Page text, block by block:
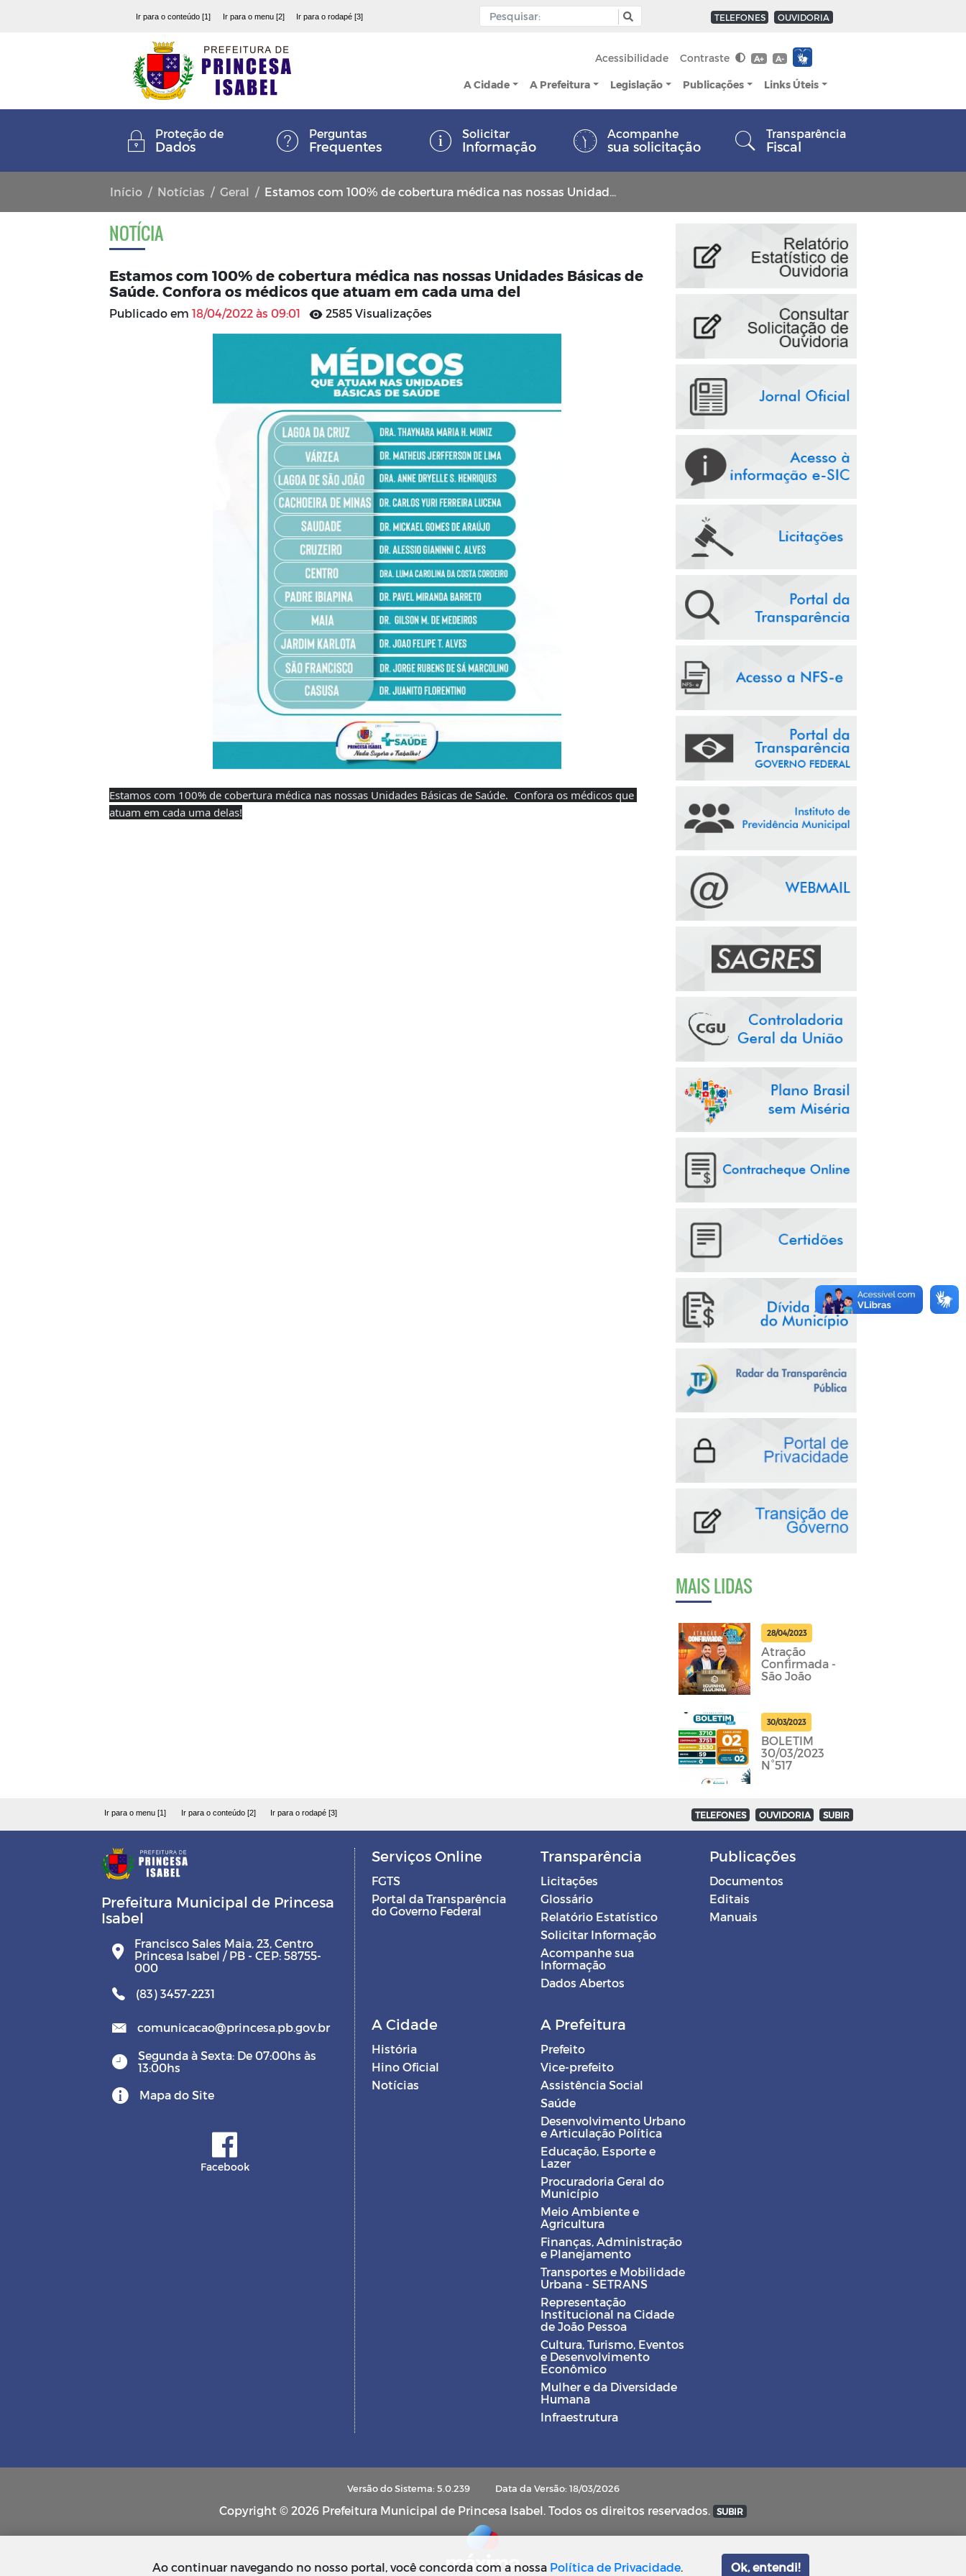
Ir para o conteúdo [1] Ir para o menu [2] Ir para o rodapé [3] TELEFONES OUVIDORIA
Acessibilidade Contraste A+ A-
A Cidade A Prefeitura Legislação Publicações Links Úteis
Proteção de
Dados
Perguntas
Frequentes
Solicitar
Informação
Acompanhe
sua solicitação
Transparência
Fiscal
Início Notícias Geral Estamos com 100% de cobertura médica nas nossas Unidades Básicas de Saúde. Confora os médicos que atuam em cada uma del
NOTÍCIA
Estamos com 100% de cobertura médica nas nossas Unidades Básicas de
Saúde. Confora os médicos que atuam em cada uma del
Publicado em 18/04/2022 às 09:01 2585 Visualizações
Estamos com 100% de cobertura médica nas nossas Unidades Básicas de Saúde.  Confora os médicos que
atuam em cada uma delas!
MAIS LIDAS
28/04/2023
Atração
Confirmada -
São João
30/03/2023
BOLETIM
30/03/2023
N°517
Ir para o menu [1] Ir para o conteúdo [2] Ir para o rodapé [3] TELEFONES OUVIDORIA SUBIR
Prefeitura Municipal de Princesa
Isabel
Francisco Sales Maia, 23, Centro
Princesa Isabel / PB - CEP: 58755-
000
(83) 3457-2231
comunicacao@princesa.pb.gov.br
Segunda à Sexta: De 07:00hs às
13:00hs
Mapa do Site
Facebook
Serviços Online
FGTS
Portal da Transparência
do Governo Federal
Transparência
Licitações
Glossário
Relatório Estatístico
Solicitar Informação
Acompanhe sua
Informação
Dados Abertos
Publicações
Documentos
Editais
Manuais
A Cidade
História
Hino Oficial
Notícias
A Prefeitura
Prefeito
Vice-prefeito
Assistência Social
Saúde
Desenvolvimento Urbano
e Articulação Política
Educação, Esporte e
Lazer
Procuradoria Geral do
Município
Meio Ambiente e
Agricultura
Finanças, Administração
e Planejamento
Transportes e Mobilidade
Urbana - SETRANS
Representação
Institucional na Cidade
de João Pessoa
Cultura, Turismo, Eventos
e Desenvolvimento
Econômico
Mulher e da Diversidade
Humana
Infraestrutura
Versão do Sistema: 5.0.239 Data da Versão: 18/03/2026
Copyright © 2026 Prefeitura Municipal de Princesa Isabel. Todos os direitos reservados. SUBIR
Ao continuar navegando no nosso portal, você concorda com a nossa Política de Privacidade. Ok, entendi!